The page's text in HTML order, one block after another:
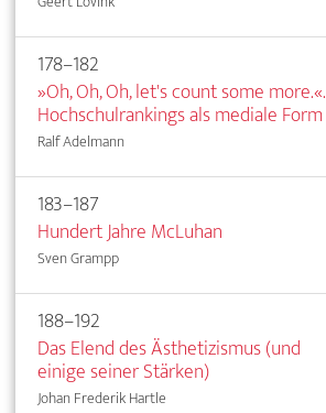
178–182
»Oh, Oh, Oh, let's count some more.«.
Hochschulrankings als mediale Form
Ralf Adelmann
183–187
Hundert Jahre McLuhan
Sven Grampp
188–192
Das Elend des Ästhetizismus (und
einige seiner Stärken)
Johan Frederik Hartle